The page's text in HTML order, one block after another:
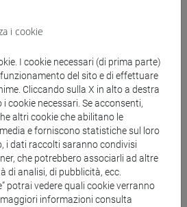
- 30h Lezione
i cookie
I cookie necessari (di prima parte)
del sito e di effettuare
Cliccando sulla X in alto a destra
cookie necessari. Se acconsenti,
altri cookie che abilitano le
e forniscono statistiche sul loro
i dati raccolti saranno condivisi
che potrebbero associarli ad altre
di analisi, di pubblicità, ecc.
potrai vedere quali cookie verranno
informazioni consulta